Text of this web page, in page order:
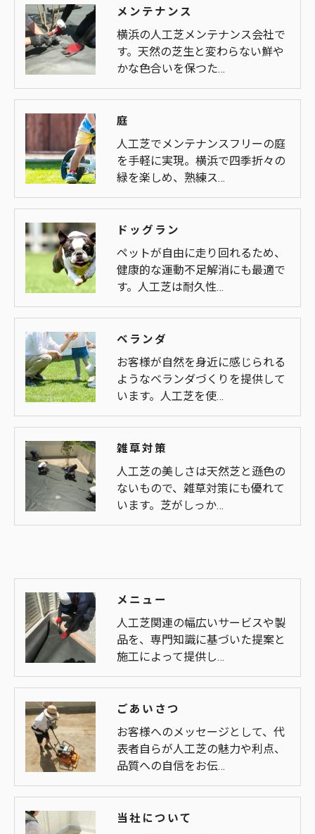
メンテナンス
横浜の人工芝メンテナンス会社で
す。天然の芝生と変わらない鮮や
かな色合いを保つた…
庭
人工芝でメンテナンスフリーの庭
を手軽に実現。横浜で四季折々の
緑を楽しめ、熟練ス…
ドッグラン
ペットが自由に走り回れるため、
健康的な運動不足解消にも最適で
す。人工芝は耐久性…
ベランダ
お客様が自然を身近に感じられる
ようなベランダづくりを提供して
います。人工芝を使…
雑草対策
人工芝の美しさは天然芝と遜色の
ないもので、雑草対策にも優れて
います。芝がしっか…
メニュー
人工芝関連の幅広いサービスや製
品を、専門知識に基づいた提案と
施工によって提供し…
ごあいさつ
お客様へのメッセージとして、代
表者自らが人工芝の魅力や利点、
品質への自信をお伝…
当社について